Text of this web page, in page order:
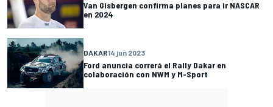
Van Gisbergen confirma planes para ir NASCAR
en 2024
DAKAR14 jun 2023
Ford anuncia correrá el Rally Dakar en
colaboración con NWM y M-Sport